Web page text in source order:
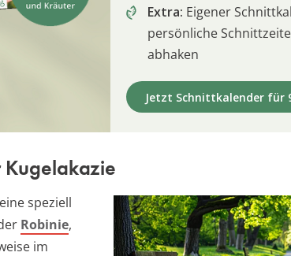
Extra: Eigener
persönliche
abhaken
Jetzt Schnittkalender für
speziell
Robinie,
im